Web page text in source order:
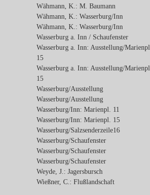
Wähmann, K.: M. Baumann
Wähmann, K.: Wasserburg/Inn
Wähmann, K.: Wasserburg/Inn
Wasserburg a. Inn / Schaufenster
Wasserburg a. Inn: Ausstellung/Marienpl
15
Wasserburg a. Inn: Ausstellung/Marienpl
15
Wasserburg/Ausstellung
Wasserburg/Ausstellung
Wasserburg/Inn: Marienpl. 11
Wasserburg/Inn: Marienpl. 15
Wasserburg/Salzsenderzeile16
Wasserburg/Schaufenster
Wasserburg/Schaufenster
Wasserburg/Schaufenster
Weyde, J.: Jagersbursch
Wießner, C.: Flußlandschaft